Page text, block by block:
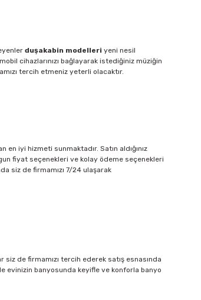
duşakabin modelleri yeni nesil
cihazlarınızı bağlayarak istediğiniz müziğin
tercih etmeniz yeterli olacaktır.
iyi hizmeti sunmaktadır. Satın aldığınız
fiyat seçenekleri ve kolay ödeme seçenekleri
siz de firmamızı 7/24 ulaşarak
de firmamızı tercih ederek satış esnasında
evinizin banyosunda keyifle ve konforla banyo